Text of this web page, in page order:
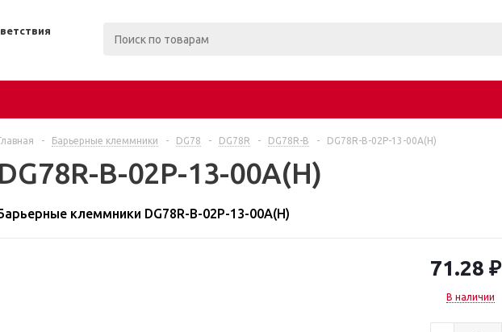
- Барьерные клеммники - DG78 - DG78R - DG78R-B - DG78R-B-02P-13-00A(H)
DG78R-B-02P-13-00A(H)
клеммники DG78R-B-02P-13-00A(H)
71.28 ₽
В наличии